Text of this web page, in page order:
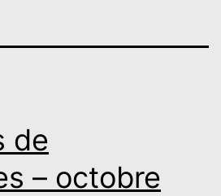
de
– octobre